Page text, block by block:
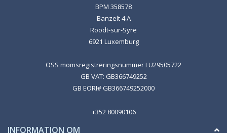
BPM 358578
Banzelt 4 A
Roodt-sur-Syre
6921 Luxemburg
OSS momsregistreringsnummer LU29505722
GB VAT: GB366749252
GB EORI# GB366749252000
+352 80090106
INFORMATION OM